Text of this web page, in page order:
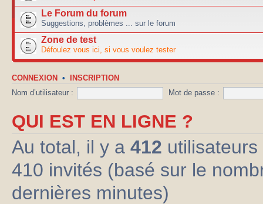
Le Forum du forum
Suggestions, problèmes ... sur le forum
Zone de test
Défoulez vous ici, si vous voulez tester
CONNEXION • INSCRIPTION
Nom d’utilisateur : Mot de passe :
QUI EST EN LIGNE ?
Au total, il y a 412
410 invités (basé sur le
dernières minutes)